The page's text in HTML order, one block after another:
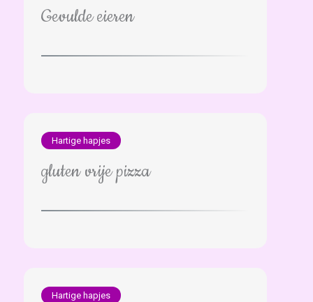
Gevulde eieren
Hartige hapjes
gluten vrije pizza
Hartige hapjes